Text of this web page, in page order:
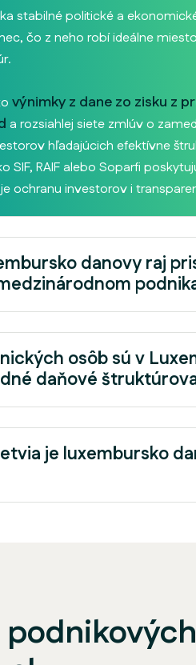
stabilné politické a
čo z neho robí ideálne
výnimky z dane zo zisku z
a rozsiahlej siete zmlúv o
hľadajúcich efektívne
SIF, RAIF alebo Soparfi
ochranu investorov i
danovy raj
osôb sú v
daňové
je luxembursko